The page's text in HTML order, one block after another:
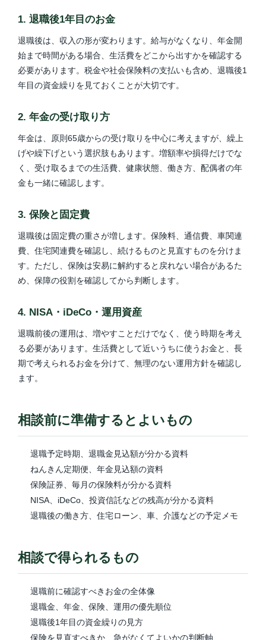
1. 退職後1年目のお金
退職後は、収入の形が変わります。給与がなくなり、年金開
始まで時間がある場合、生活費をどこから出すかを確認する
必要があります。税金や社会保険料の支払いも含め、退職後1
年目の資金繰りを見ておくことが大切です。
2. 年金の受け取り方
年金は、原則65歳からの受け取りを中心に考えますが、繰上
げや繰下げという選択肢もあります。増額率や損得だけでな
く、受け取るまでの生活費、健康状態、働き方、配偶者の年
金も一緒に確認します。
3. 保険と固定費
退職後は固定費の重さが増します。保険料、通信費、車関連
費、住宅関連費を確認し、続けるものと見直すものを分けま
す。ただし、保険は安易に解約すると戻れない場合があるた
め、保障の役割を確認してから判断します。
4. NISA・iDeCo・運用資産
退職前後の運用は、増やすことだけでなく、使う時期を考え
る必要があります。生活費として近いうちに使うお金と、長
期で考えられるお金を分けて、無理のない運用方針を確認し
ます。
相談前に準備するとよいもの
退職予定時期、退職金見込額が分かる資料
ねんきん定期便、年金見込額の資料
保険証券、毎月の保険料が分かる資料
NISA、iDeCo、投資信託などの残高が分かる資料
退職後の働き方、住宅ローン、車、介護などの予定メモ
相談で得られるもの
退職前に確認すべきお金の全体像
退職金、年金、保険、運用の優先順位
退職後1年目の資金繰りの見方
保険を見直すべきか、急がなくてよいかの判断軸